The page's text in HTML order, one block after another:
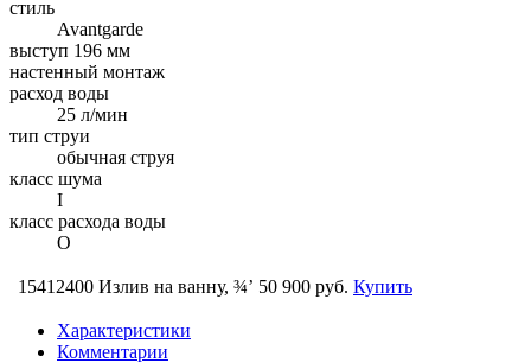
стиль
Avantgarde
выступ 196 мм
настенный монтаж
расход воды
25 л/мин
тип струи
обычная струя
класс шума
I
класс расхода воды
O
15412400 Излив на ванну, ¾’ 50 900 руб. Купить
Характеристики
Комментарии